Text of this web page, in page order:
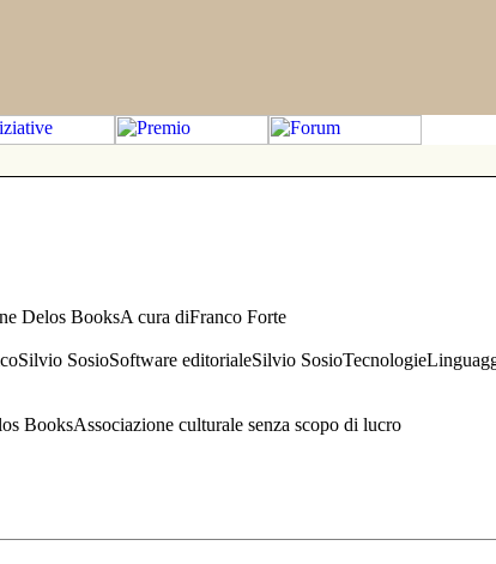
Delos BooksA cura diFranco Forte
SosioSoftware editorialeSilvio
BooksAssociazione culturale senza scopo di lucro